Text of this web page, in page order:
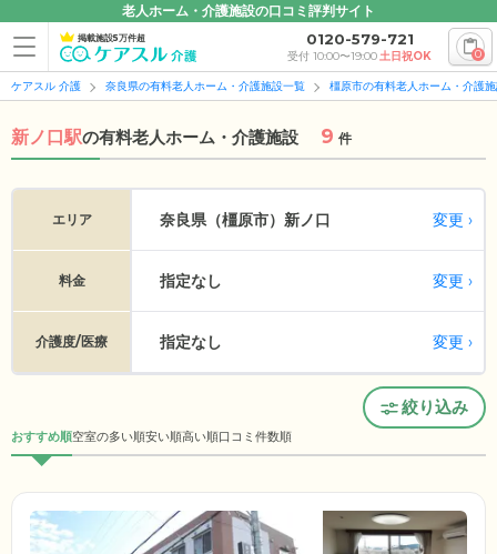
老人ホーム・介護施設の口コミ評判サイト
掲載施設5万件超 0120-579-721
受付 10:00〜19:00土日祝OK 0
ケアスル 介護 奈良県の有料老人ホーム・介護施設一覧 橿原市の有料老人ホーム・介護
新ノ口駅の有料老人ホーム・介護施設 9 件
エリア 奈良県（橿原市） 新ノ口 変更
料金 指定なし 変更
介護度/医療 指定なし 変更
絞り込み
おすすめ順空室の多い順安い順高い順口コミ件数順